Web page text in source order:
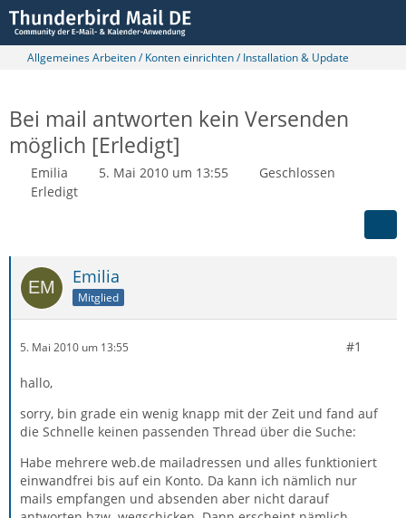
Allgemeines Arbeiten / Konten einrichten / Installation & Update
Bei mail antworten kein Versenden
möglich [Erledigt]
Emilia 5. Mai 2010 um 13:55
Geschlossen
Erledigt
Emilia
Mitglied
5. Mai 2010 um 13:55 #1
hallo,
sorry, bin grade ein wenig knapp mit der Zeit und fand auf
die Schnelle keinen passenden Thread über die Suche:
Habe mehrere web.de mailadressen und alles funktioniert
einwandfrei bis auf ein Konto. Da kann ich nämlich nur
mails empfangen und absenden aber nicht darauf